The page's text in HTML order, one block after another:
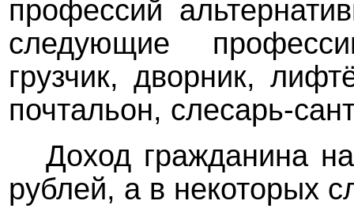
профессий
следующие
грузчик, дворник,
почтальон, слесарь-
Доход гражданина
рублей, а в некоторых